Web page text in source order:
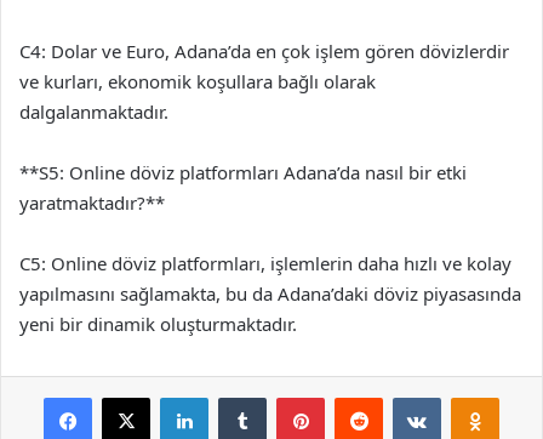
C4: Dolar ve Euro, Adana’da en çok işlem gören dövizlerdir
ve kurları, ekonomik koşullara bağlı olarak
dalgalanmaktadır.
**S5: Online döviz platformları Adana’da nasıl bir etki
yaratmaktadır?**
C5: Online döviz platformları, işlemlerin daha hızlı ve kolay
yapılmasını sağlamakta, bu da Adana’daki döviz piyasasında
yeni bir dinamik oluşturmaktadır.
Facebook
X LinkedInTumblr PinterestReddit VKontakte